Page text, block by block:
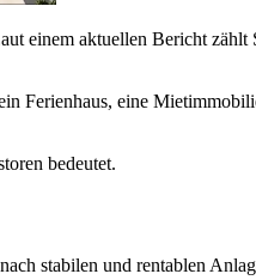
einem aktuellen Bericht
Ferienhaus, eine
bedeutet.
stabilen und rentablen